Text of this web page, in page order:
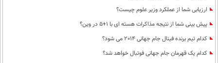
ارزیابی شما از عملکرد وزیر علوم چیست؟
پیش بینی شما از نتیجه مذاکرات هسته ای با 1+5 در وین؟
کدام تیم برنده فینال جام جهانی 2014 می شود؟
کدام یک قهرمان جام جهانی فوتبال خواهد شد؟